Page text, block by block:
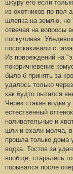
шкуру его если
из охотников по пол
шлепка на землю, но
отвечая на вопросы
поскуливая.
пососкакивали с
Из повреждений на
покоричневение
было б принять за
удалось только
как будто пытался
Через стакан водки
естественный
наливательные и
шли и ехали молча,
прошла только дома
водка. Тостов за
вообще, старались
порывался после